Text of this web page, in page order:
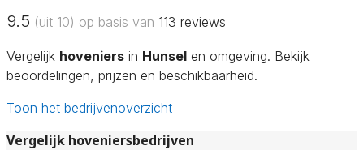
9.5 (uit 10) op basis van 113 reviews
Vergelijk hoveniers in Hunsel en omgeving. Bekijk
beoordelingen, prijzen en beschikbaarheid.
Toon het bedrijvenoverzicht
Vergelijk hoveniersbedrijven